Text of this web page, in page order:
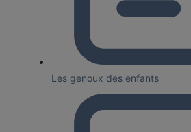
Les genoux des enfants